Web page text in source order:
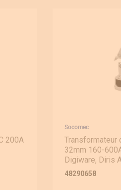
200A
Socomec
Transformateur
32mm 160-
Digiware, Diris
48290658